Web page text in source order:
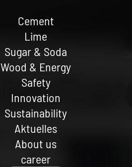
Cement
Lime
Sugar & Soda
Wood & Energy
Safety
Innovation
Sustainability
Aktuelles
About us
career